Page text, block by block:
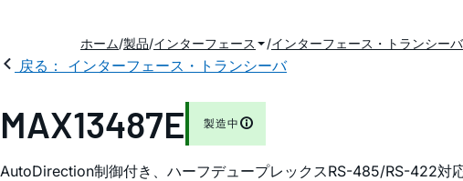
ホーム 製品 インターフェース インターフェース・トランシーバ
戻る： インターフェース・トランシーバ
MAX13487E 製造中
AutoDirection制御付き、ハーフデュープレックスRS-485/RS-422対